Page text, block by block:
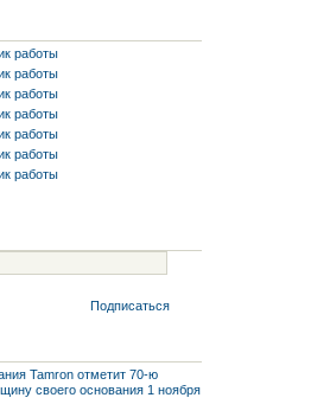
работы
работы
работы
работы
работы
работы
работы
Подписаться
Tamron отметит 70-ю
своего основания 1 ноября